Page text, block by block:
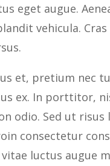
eget augue.
vehicula.
et, pretium nec
ex. In porttitor,
odio. Sed ut
consectetur
luctus augue